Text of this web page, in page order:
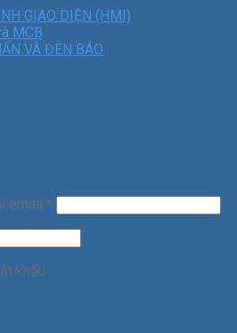
GIAO DIỆN (HMI)
MCB
VÀ ĐÈN BÁO
email *
khẩu